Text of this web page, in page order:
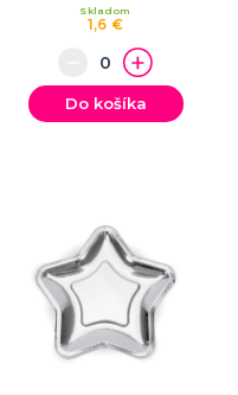
1,6 €
Skladom
Do košíka